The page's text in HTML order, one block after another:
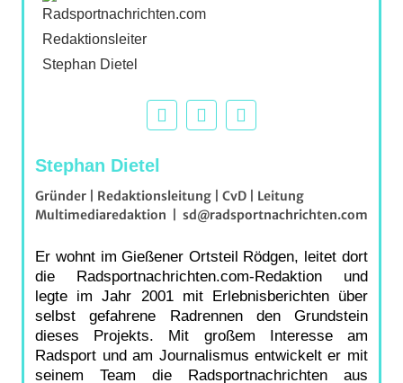
Stephan Dietel
Gründer | Redaktionsleitung | CvD | Leitung
Multimediaredaktion
sd@radsportnachrichten.com
Er wohnt im Gießener Ortsteil Rödgen, leitet dort
die Radsportnachrichten.com-Redaktion und
legte im Jahr 2001 mit Erlebnisberichten über
selbst gefahrene Radrennen den Grundstein
dieses Projekts. Mit großem Interesse am
Radsport und am Journalismus entwickelt er mit
seinem Team die Radsportnachrichten aus